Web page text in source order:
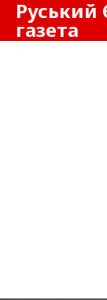
Руський
газета